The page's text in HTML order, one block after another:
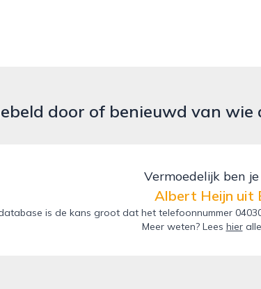
door of benieuwd van
Vermoedelijk ben
Albert Heijn uit
is de kans groot dat het telefoonnummer
Meer weten? Lees hier